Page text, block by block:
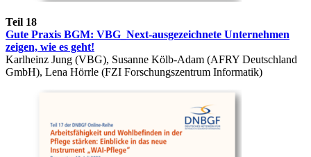
Teil 18
Gute Praxis BGM: VBG_Next-ausgezeichnete Unternehmen
zeigen, wie es geht!
Karlheinz Jung (VBG), Susanne Kölb-Adam (AFRY Deutschland
GmbH), Lena Hörrle (FZI Forschungszentrum Informatik)